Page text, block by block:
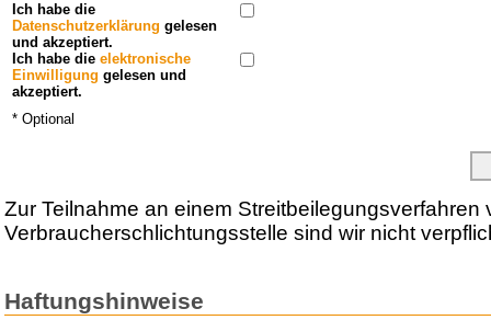
* Optional
Ich habe die
Datenschutzerklärung gelesen
und akzeptiert.
Ich habe die elektronische
Einwilligung gelesen und
akzeptiert.
Zur Teilnahme an einem Streitbeilegungsverfahren
Verbraucherschlichtungsstelle sind wir nicht
Haftungshinweise